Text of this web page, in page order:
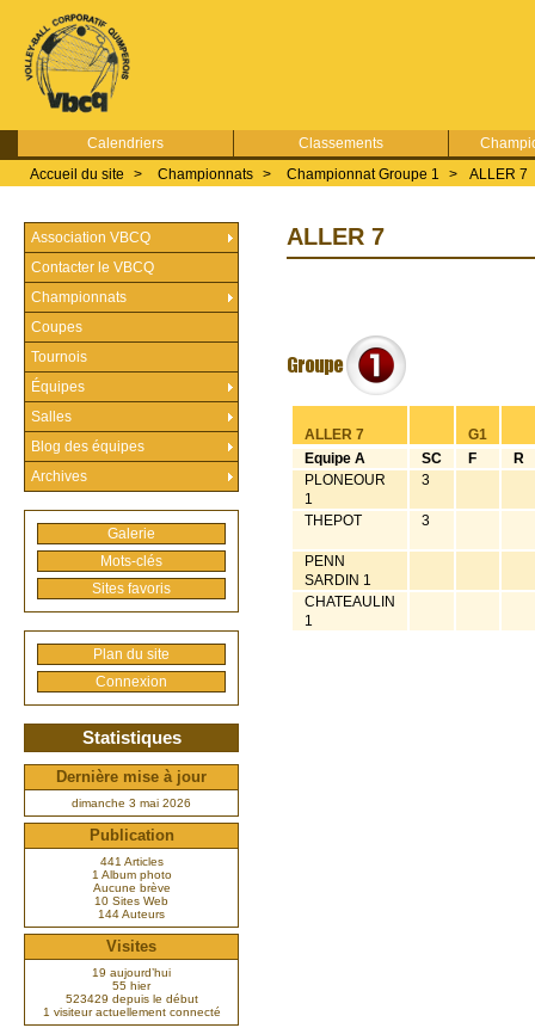
Calendriers Classements
Accueil du site
> Championnats > Championnat Groupe 1 > ALLER 7
ALLER 7
ALLER 7
G1
Equipe A
SC F
R
PLONEOUR
1
3
THEPOT 3
PENN
SARDIN 1
CHATEAULIN
1
Association VBCQ
Contacter le VBCQ
Championnats
Coupes
Tournois
Équipes
Salles
Blog des équipes
Archives
Galerie
Mots-clés
Sites favoris
Plan du site
Connexion
Statistiques
Dernière mise à jour
dimanche 3 mai 2026
Publication
441 Articles
1 Album photo
Aucune brève
10 Sites Web
144 Auteurs
Visites
19 aujourd’hui
55 hier
523429 depuis le début
1 visiteur actuellement connecté